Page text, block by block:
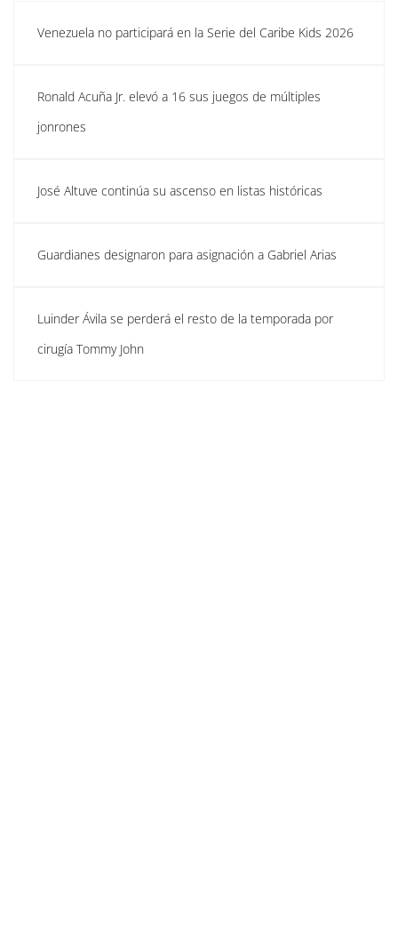
Venezuela no participará en la Serie del Caribe Kids 2026
Ronald Acuña Jr. elevó a 16 sus juegos de múltiples
jonrones
José Altuve continúa su ascenso en listas históricas
Guardianes designaron para asignación a Gabriel Arias
Luinder Ávila se perderá el resto de la temporada por
cirugía Tommy John